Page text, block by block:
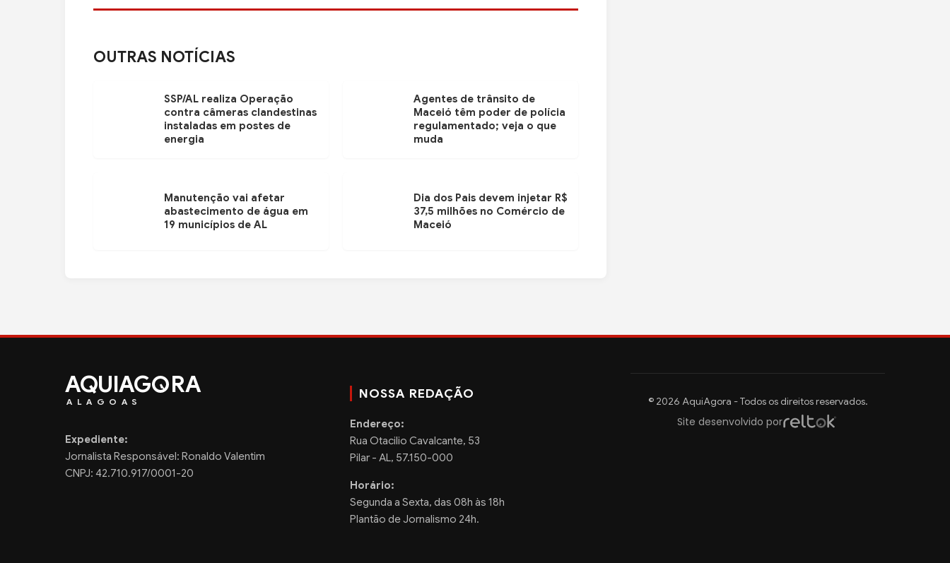
OUTRAS NOTÍCIAS
SSP/AL realiza Operação
contra câmeras clandestinas
instaladas em postes de
energia
Agentes de trânsito de
Maceió têm poder de polícia
regulamentado; veja o que
muda
Manutenção vai afetar
abastecimento de água em
19 municípios de AL
Dia dos Pais devem injetar R$
37,5 milhões no Comércio de
Maceió
AQUIAG RA
ALAGOAS
Expediente:
Jornalista Responsável: Ronaldo Valentim
CNPJ: 42.710.917/0001-20
NOSSA REDAÇÃO
Endereço:
Rua Otacilio Cavalcante, 53
Pilar - AL, 57.150-000
Horário:
Segunda a Sexta, das 08h às 18h
Plantão de Jornalismo 24h.
© 2026 AquiAgora - Todos os direitos reservados.
Site desenvolvido por